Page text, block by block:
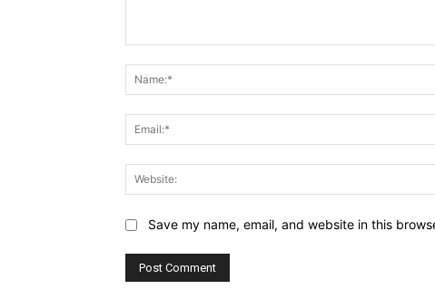
Save my name, email, and website in this